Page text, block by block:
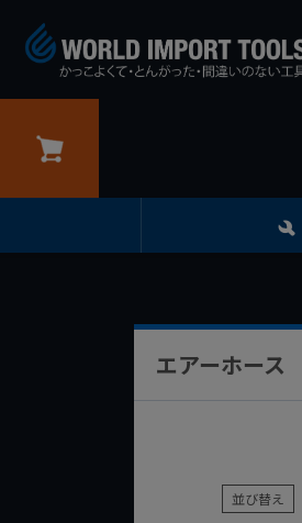
エアーホース
並び替え